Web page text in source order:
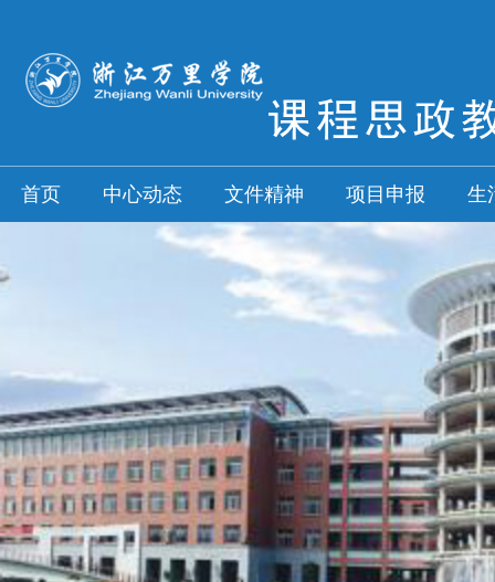
首页 中心动态 文件精神 项目申报 生